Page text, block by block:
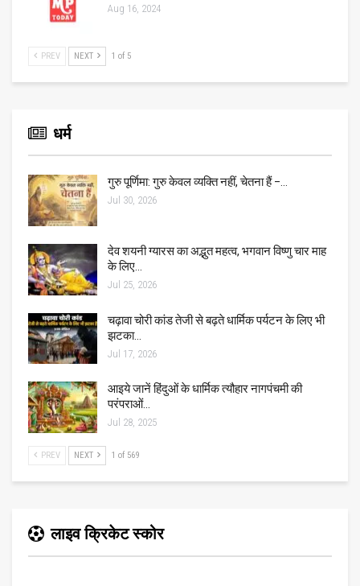
Aug 16, 2024
PREV NEXT 1 of 5
धर्म
गुरु पूर्णिमा: गुरु केवल व्यक्ति नहीं, चेतना हैं –…
Jul 30, 2026
देव शयनी ग्यारस का अद्भुत महत्व, भगवान विष्णु चार माह
के लिए…
Jul 25, 2026
चढ़ावा चोरी कांड तेजी से बढ़ते धार्मिक पर्यटन के लिए भी
झटका…
Jul 17, 2026
आइये जानें हिंदुओं के धार्मिक त्यौहार नागपंचमी की
परंपराओं…
Jul 28, 2025
PREV NEXT 1 of 569
लाइव क्रिकेट स्कोर